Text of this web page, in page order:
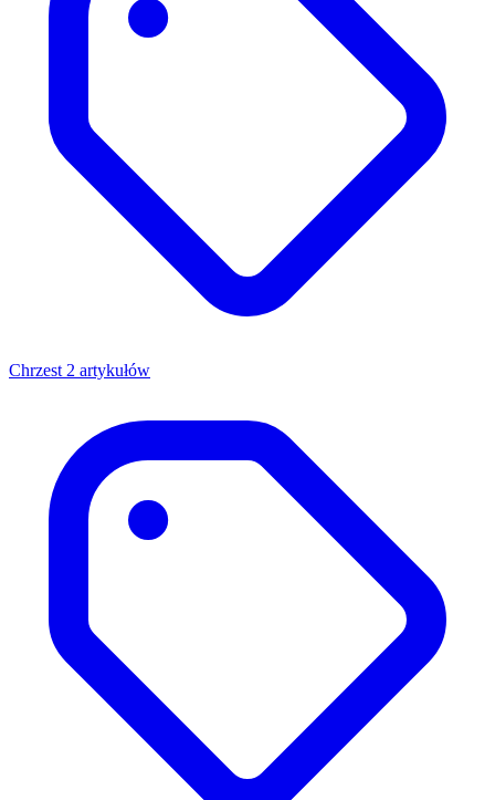
Chrzest 2 artykułów